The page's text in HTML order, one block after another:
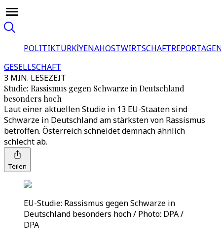
POLITIKTÜRKİYENAHOSTWIRTSCHAFT
GESELLSCHAFT
3 MIN. LESEZEIT
Studie: Rassismus gegen Schwarze in Deutschland
besonders hoch
Laut einer aktuellen Studie in 13 EU-Staaten sind
Schwarze in Deutschland am stärksten von Rassismus
betroffen. Österreich schneidet demnach ähnlich
schlecht ab.
Teilen
EU-Studie: Rassismus gegen Schwarze in
Deutschland besonders hoch / Photo: DPA /
DPA